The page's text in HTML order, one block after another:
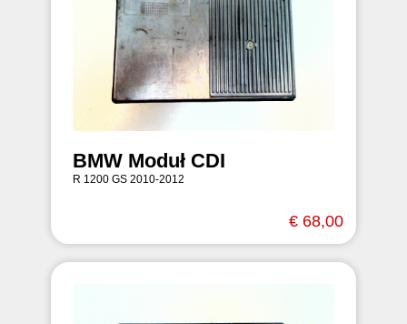
BMW Moduł CDI
R 1200 GS 2010-2012
€ 68,00